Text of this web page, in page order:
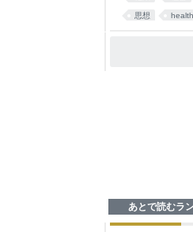
思想 health
あとで読むラ